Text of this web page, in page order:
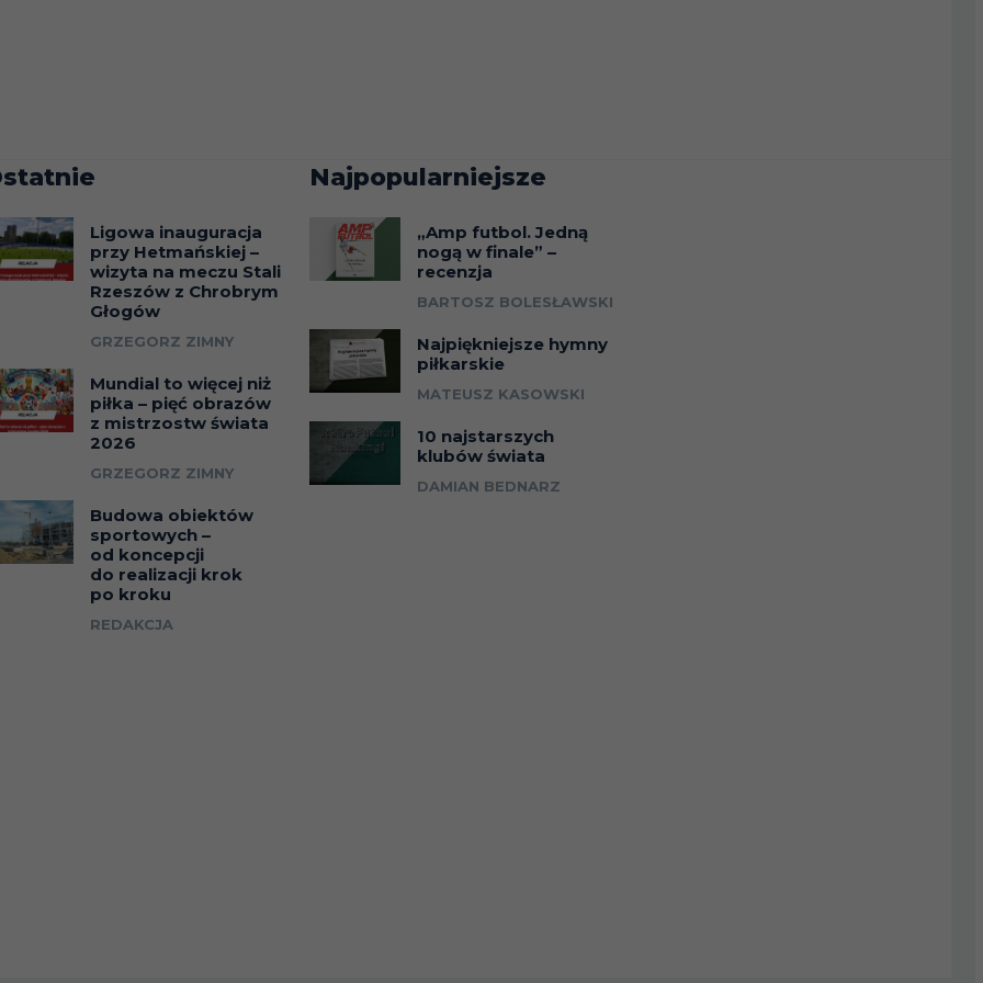
Ligowa inauguracja
przy Hetmańskiej –
wizyta na meczu Stali
Rzeszów z Chrobrym
Głogów
GRZEGORZ ZIMNY
Mundial to więcej niż
piłka – pięć obrazów
z mistrzostw świata
2026
GRZEGORZ ZIMNY
Budowa obiektów
sportowych –
od koncepcji
do realizacji krok
po kroku
REDAKCJA
Najpopularniejsze
„Amp futbol. Jedną
nogą w finale” –
recenzja
BARTOSZ BOLESŁAWSKI
Najpiękniejsze hymny
piłkarskie
MATEUSZ KASOWSKI
10 najstarszych
klubów świata
DAMIAN BEDNARZ